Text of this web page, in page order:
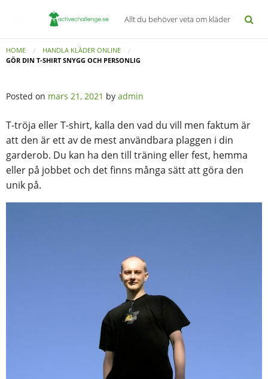
Allt du behöver veta om kläder
HOME
HANDLA KLÄDER ONLINE
GÖR DIN T-SHIRT SNYGG OCH PERSONLIG
Posted on mars 21, 2021 by admin
T-tröja eller T-shirt, kalla den vad du vill men faktum är
att den är ett av de mest användbara plaggen i din
garderob. Du kan ha den till träning eller fest, hemma
eller på jobbet och det finns många sätt att göra den
unik på.